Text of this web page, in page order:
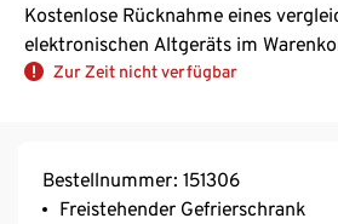
Kostenlose Rücknahme eines
elektronischen Altgeräts im
Zur Zeit nicht verfügbar
Bestellnummer: 151306
Freistehender Gefrierschrank